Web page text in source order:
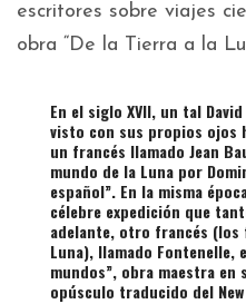
escritores sobre viajes
obra “De la Tierra a la
En el siglo XVII, un tal
visto con sus propios ojos
un francés llamado Jean
mundo de la Luna por
español”. En la misma
célebre expedición que
adelante, otro francés (los
Luna), llamado
mundos”, obra maestra en
opúsculo traducido del